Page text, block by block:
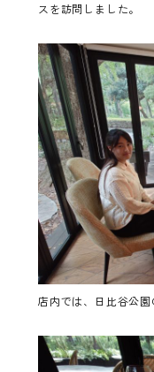
スを訪問しました。
店内では、日比谷公園